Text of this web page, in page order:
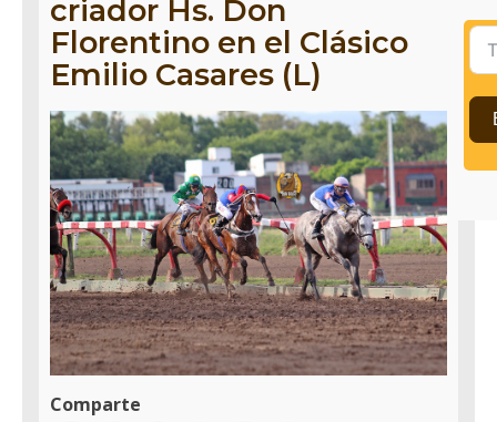
criador Hs. Don
Florentino en el Clásico
Emilio Casares (L)
Comparte